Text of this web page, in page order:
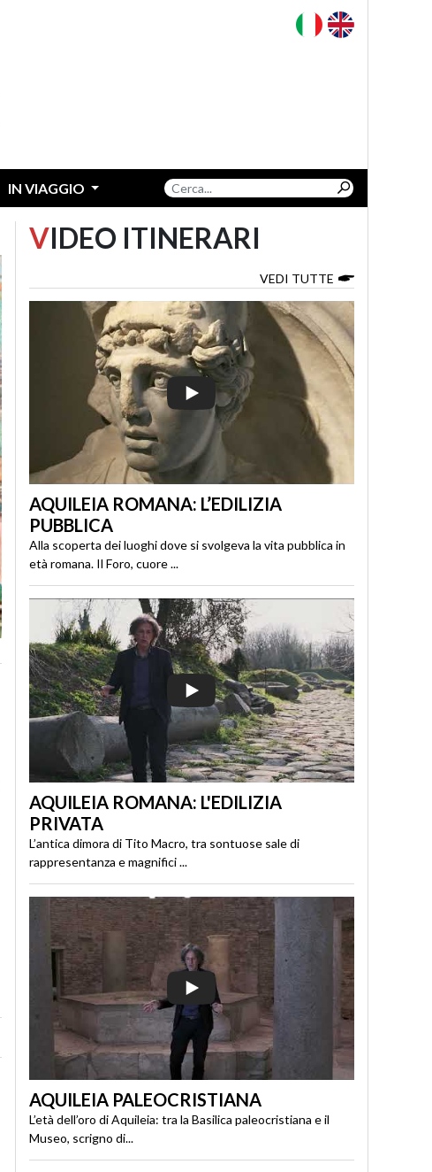
IN VIAGGIO
VIDEO ITINERARI
VEDI TUTTE
AQUILEIA ROMANA: L’EDILIZIA
PUBBLICA
Alla scoperta dei luoghi dove si svolgeva la vita pubblica in
età romana. Il Foro, cuore ...
AQUILEIA ROMANA: L'EDILIZIA
PRIVATA
L’antica dimora di Tito Macro, tra sontuose sale di
rappresentanza e magnifici ...
AQUILEIA PALEOCRISTIANA
L’età dell’oro di Aquileia: tra la Basilica paleocristiana e il
Museo, scrigno di...